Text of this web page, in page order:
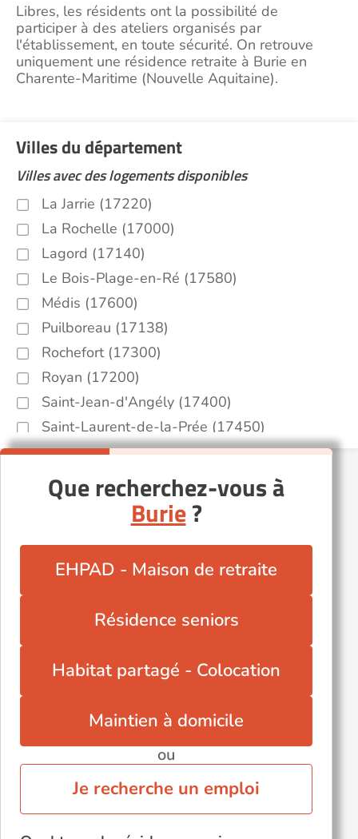
Libres, les résidents ont la possibilité de
participer à des ateliers organisés par
l'établissement, en toute sécurité. On retrouve
uniquement une résidence retraite à Burie en
Charente-Maritime (Nouvelle Aquitaine).
Villes du département
Villes avec des logements disponibles
La Jarrie (17220)
La Rochelle (17000)
Lagord (17140)
Le Bois-Plage-en-Ré (17580)
Médis (17600)
Puilboreau (17138)
Rochefort (17300)
Royan (17200)
Saint-Jean-d'Angély (17400)
Saint-Laurent-de-la-Prée (17450)
Saint-Palais-sur-Mer (17420)
Saint-Sulpice-de-Royan (17200)
Sainte-Soulle (17220)
Saintes (17100)
Tonnay-Charente (17430)
Autres villes du département
Marennes (17320)
Périgny (17180)
Saint-Pierre-d'Oléron (17310)
Que recherchez-vous à
Burie?
EHPAD - Maison de retraite
Résidence seniors
Habitat partagé - Colocation
Maintien à domicile
ou
Je recherche un emploi